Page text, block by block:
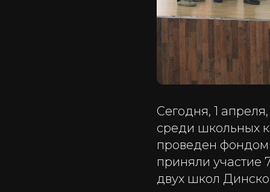
Сегодня, 1
среди школьных
проведен фондом
приняли участие
двух школ